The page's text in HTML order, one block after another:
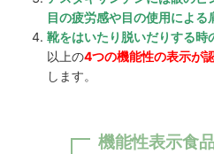
目の疲労感や目の使用による
靴をはいたり脱いだりする時
以上の4つの機能性の表示が
します。
機能性表示食